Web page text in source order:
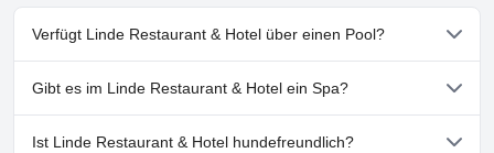
Verfügt Linde Restaurant & Hotel über einen Pool?
Nein, Linde Restaurant & Hotel hat keinen Pool.
Gibt es im Linde Restaurant & Hotel ein Spa?
Nein, ein Spa ist im Linde Restaurant & Hotel nicht vorhanden.
Ist Linde Restaurant & Hotel hundefreundlich?